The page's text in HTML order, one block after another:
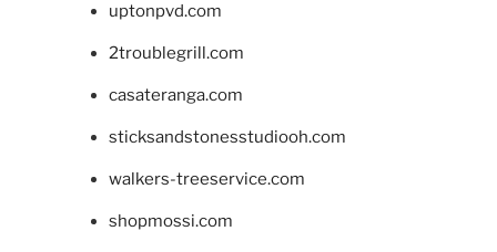
uptonpvd.com
2troublegrill.com
casateranga.com
sticksandstonesstudiooh.com
walkers-treeservice.com
shopmossi.com